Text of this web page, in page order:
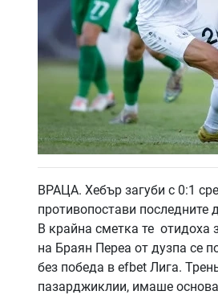
ВРАЦА. Хебър загуби с 0:1
противопостави последните
В крайна сметка те отидоха
на Браян Переа от дузпа се
без победа в efbet Лига.
пазарджиклии, имаше